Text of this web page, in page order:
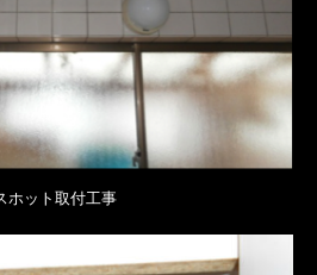
ホット取付工事